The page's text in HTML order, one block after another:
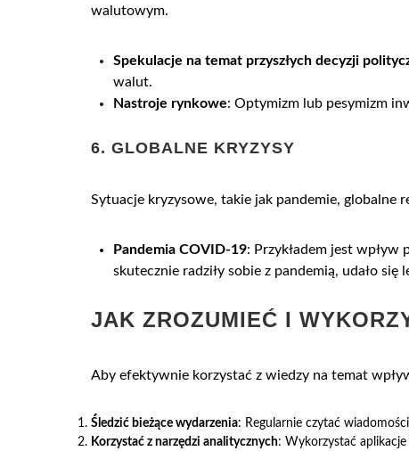
walutowym.
Spekulacje na temat przyszłych decyzji
walut.
Nastroje rynkowe: Optymizm lub pesymizm
6. GLOBALNE KRYZYSY
Sytuacje kryzysowe, takie jak pandemie, globalne
Pandemia COVID-19: Przykładem jest
skutecznie radziły sobie z pandemią, udało
JAK ZROZUMIEĆ I
Aby efektywnie korzystać z wiedzy na temat
Śledzić bieżące wydarzenia: Regularnie czytać
Korzystać z narzędzi analitycznych: Wykorzystać